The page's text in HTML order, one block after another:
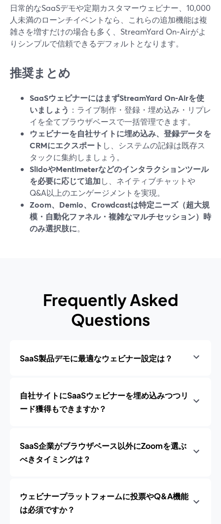
日常的なSaaSデモや定期カスタマーウェビナー、10,000
人未満のローンチイベントなら、これらの追加機能は複
雑さを増すだけの場合も多く、StreamYard On‑Airがよ
りシンプルで信頼できるデフォルトとなります。
推奨まとめ
SaaSウェビナーにはまずStreamYard On‑Airを使
いましょう ：ライブ制作・登録・埋め込み・リプレ
イを全てブラウザベースで一括管理できます。
ウェビナーを自社サイトに埋め込み、登録データを
CRMにエクスポート し、システムの記録は既存ス
タックに集約しましょう。
SlidoやMentimeterなどのインタラクションツール
を必要に応じて追加し、ネイティブチャットや
Q&A以上のエンゲージメントを実現。
Zoom、Demio、Crowdcastは特定ニーズ（超大規
模・自動化ファネル・複雑なマルチセッション）時
のみ選択肢に。
Frequently Asked
Questions
SaaS製品デモに最適なウェビナー設定は？
自社サイトにSaaSウェビナーを埋め込みつつリ
ード獲得もできますか？
SaaS企業がブラウザベース以外にZoomを選ぶ
べきタイミングは？
ウェビナープラットフォームに投票やQ&A機能
は必須ですか？